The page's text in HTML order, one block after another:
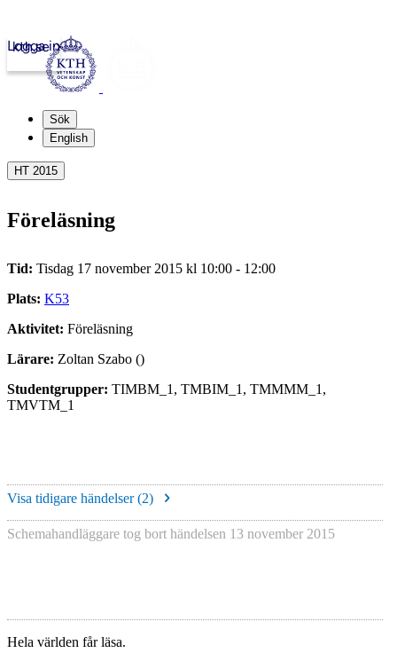
kth.se
Logga in
Sök
English
HT 2015
Föreläsning
Tid: Tisdag 17 november 2015 kl 10:00 - 12:00
Plats: K53
Aktivitet: Föreläsning
Lärare: Zoltan Szabo ()
Studentgrupper: TIMBM_1, TMBIM_1, TMMMM_1,
TMVTM_1
Visa tidigare händelser (2)
Schemahandläggare tog bort händelsen 13 november 2015
Hela världen får läsa.